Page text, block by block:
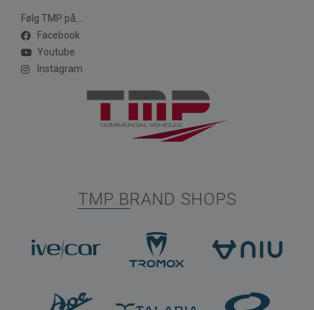
Følg TMP på...
Facebook
Youtube
Instagram
TMP BRAND SHOPS